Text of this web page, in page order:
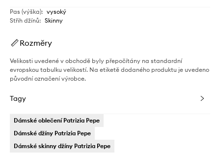
Pas (výška): vysoký
Střih džínů: Skinny
Rozměry
Velikosti uvedené v obchodě byly přepočítány na standardní
evropskou tabulku velikostí. Na etiketě dodaného produktu je uvedeno
původní označení výrobce.
Tagy
Dámské oblečení Patrizia Pepe
Dámské džíny Patrizia Pepe
Dámské skinny džíny Patrizia Pepe